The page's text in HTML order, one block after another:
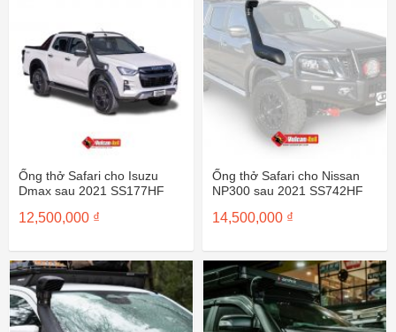
Ống thở Safari cho Isuzu
Dmax sau 2021 SS177HF
12,500,000 ₫
Ống thở Safari cho Nissan
NP300 sau 2021 SS742HF
14,500,000 ₫